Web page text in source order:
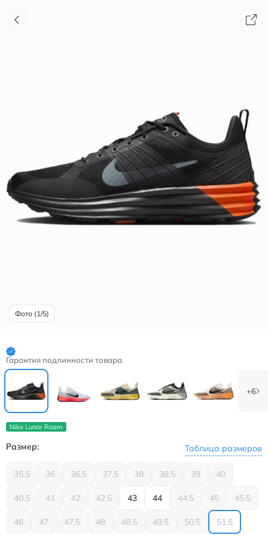
Фото (1/5)
Гарантия подлинности товара
+6
Nike Lunar Roam
Размер: Таблица размеров
35.5 36 36.5 37.5 38 38.5 39 40
40.5 41 42 42.5 43 44 44.5 45 45.5
46 47 47.5 48 48.5 49.5 50.5 51.5